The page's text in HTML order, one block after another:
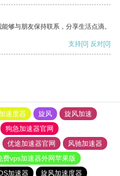
够与朋友保持联系，分享生活点滴。
支持[0] 反对[0]
速度器 旋风
旋风加速
狗急加速器官网
优途加速器官网
风驰加速器
费vps加速器外网苹果版
加速器 旋风加速度器